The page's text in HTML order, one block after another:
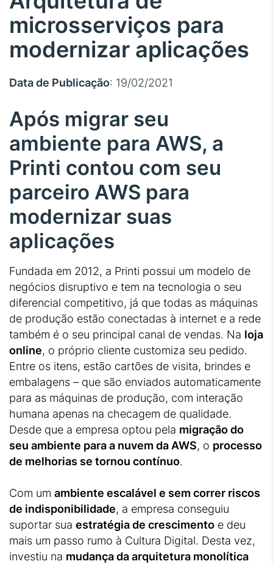
microsserviços para
modernizar aplicações
Data de Publicação: 19/02/2021
Após migrar seu
ambiente para AWS, a
Printi contou com seu
parceiro AWS para
modernizar suas
aplicações
Fundada em 2012, a Printi possui um modelo de
negócios disruptivo e tem na tecnologia o seu
diferencial competitivo, já que todas as máquinas
de produção estão conectadas à internet e a rede
também é o seu principal canal de vendas. Na loja
online, o próprio cliente customiza seu pedido.
Entre os itens, estão cartões de visita, brindes e
embalagens – que são enviados automaticamente
para as máquinas de produção, com interação
humana apenas na checagem de qualidade.
Desde que a empresa optou pela migração do
seu ambiente para a nuvem da AWS, o processo
de melhorias se tornou contínuo.
Com um ambiente escalável e sem correr riscos
de indisponibilidade, a empresa conseguiu
suportar sua estratégia de crescimento e deu
mais um passo rumo à Cultura Digital. Desta vez,
investiu na mudança da arquitetura monolítica